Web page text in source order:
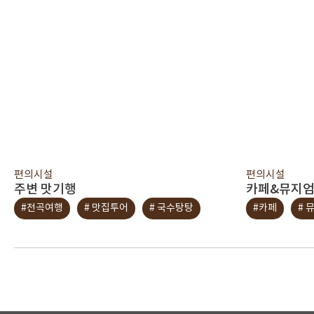
편의시설
주변 맛기행
#전곡여행 # 맛집투어 # 국수탕탕
편의시설
카페&뮤지
#카페 #